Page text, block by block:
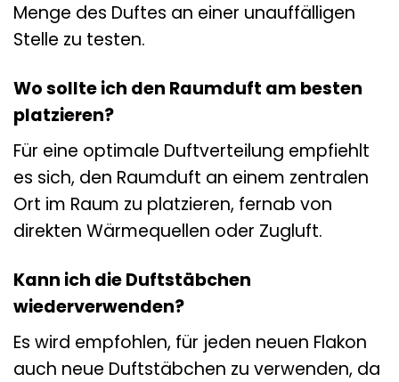
Menge des Duftes an einer unauffälligen
Stelle zu testen.
Wo sollte ich den Raumduft am besten
platzieren?
Für eine optimale Duftverteilung empfiehlt
es sich, den Raumduft an einem zentralen
Ort im Raum zu platzieren, fernab von
direkten Wärmequellen oder Zugluft.
Kann ich die Duftstäbchen
wiederverwenden?
Es wird empfohlen, für jeden neuen Flakon
auch neue Duftstäbchen zu verwenden, da